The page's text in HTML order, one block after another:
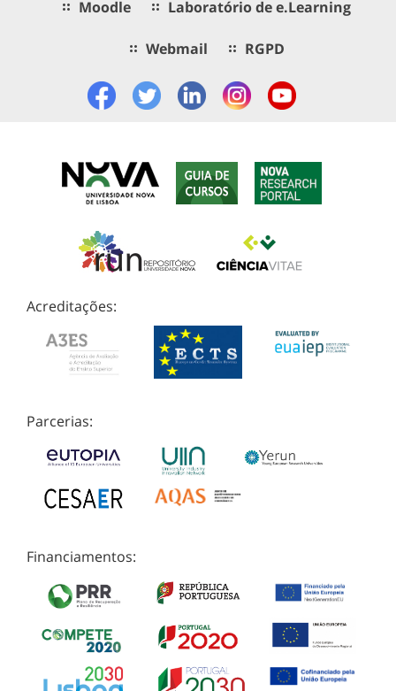
Moodle Laboratório de e.Learning
Webmail RGPD
Acreditações:
Parcerias:
Financiamentos: